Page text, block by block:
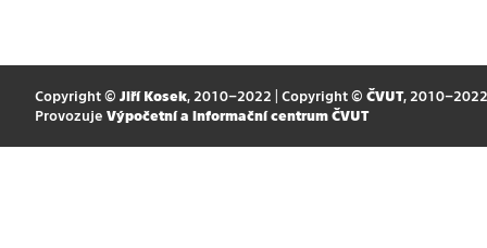
Copyright © Jiří Kosek, 2010–2022 | Copyright © ČVUT, 2010–2022
Provozuje Výpočetní a informační centrum ČVUT